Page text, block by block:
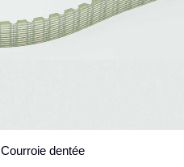
Courroie dentée